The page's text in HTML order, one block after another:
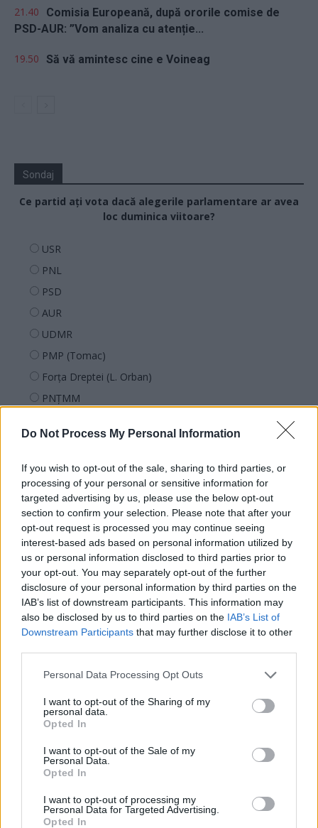
Do Not Process My Personal Information
If you wish to opt-out of the sale, sharing to third parties, or
processing of your personal or sensitive information for
targeted advertising by us, please use the below opt-out
section to confirm your selection. Please note that after your
opt-out request is processed you may continue seeing
interest-based ads based on personal information utilized by
us or personal information disclosed to third parties prior to
your opt-out. You may separately opt-out of the further
disclosure of your personal information by third parties on the
IAB’s list of downstream participants. This information may
also be disclosed by us to third parties on the IAB’s List of
Downstream Participants that may further disclose it to other
Personal Data Processing Opt Outs
I want to opt-out of the Sharing of my
personal data.
Opted In
I want to opt-out of the Sale of my
Personal Data.
Opted In
I want to opt-out of processing my
Personal Data for Targeted Advertising.
Opted In
21.40
Comisia Europeană, după ororile comise de
PSD-AUR: ”Vom analiza cu atenție...
19.50 Să vă amintesc cine e Voineag
Sondaj
Ce partid ați vota dacă alegerile parlamentare ar avea
loc duminica viitoare?
USR
PNL
PSD
AUR
UDMR
PMP (Tomac)
Forța Dreptei (L. Orban)
PNȚMM
SENS
SOS (Șoșoacă)
POT (Gavrilă)
PACE (Peia)
Acțiunea Conservatoare (Târziu)
PDF (Lazarus)
PUSL (D. Voiculescu)
PNȚCD (Pavelescu)
PNCR (Terheș)
Partidul Patrioților (Surugiu)
FAR (Coarnă)
România pe Primul Loc (Ponta)
Altul
Arată rezultatele